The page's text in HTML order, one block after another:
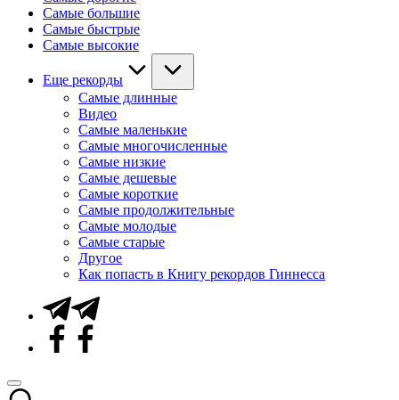
Самые большие
Самые быстрые
Самые высокие
Еще рекорды
Самые длинные
Видео
Самые маленькие
Самые многочисленные
Самые низкие
Самые дешевые
Самые короткие
Самые продолжительные
Самые молодые
Самые старые
Другое
Как попасть в Книгу рекордов Гиннесса
Telegram
Facebook